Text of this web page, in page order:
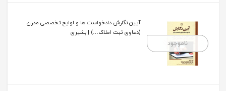
ناموجود
آیین نگارش دادخواست ها و لوایح تخصصی مدرن
(دعاوی ثبت املاک…) | بشیری